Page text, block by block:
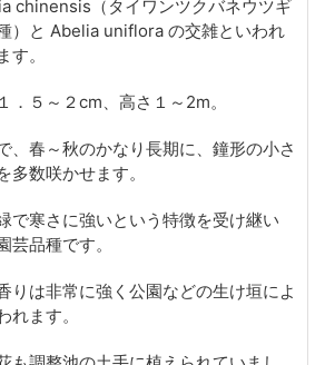
chinensis（タイワンツクバネウツギ
）と Abelia uniflora の交雑といわれ
す。
．５～２cm、高さ１～2m。
、春～秋のかなり長期に、鐘形の小さ
多数咲かせます。
で寒さに強いという特徴を受け継い
芸品種です。
りは非常に強く公園などの生け垣によ
れます。